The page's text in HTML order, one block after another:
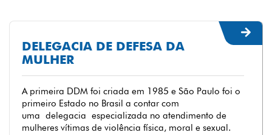
DELEGACIA DE DEFESA DA
MULHER
A primeira DDM foi criada em 1985 e São Paulo foi o
primeiro Estado no Brasil a contar com
uma delegacia especializada no atendimento de
mulheres vítimas de violência física, moral e sexual.